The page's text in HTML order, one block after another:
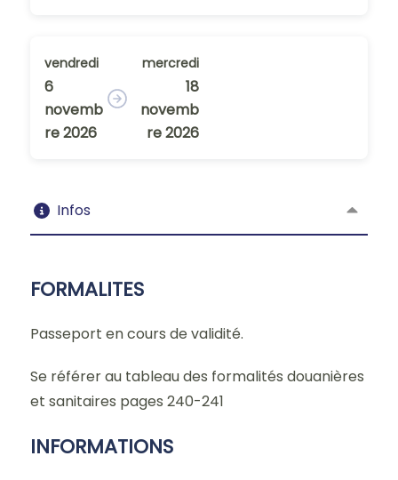
vendredi
6
novemb
re 2026
mercredi
18
novemb
re 2026
Infos
FORMALITES
Passeport en cours de validité.
Se référer au tableau des formalités douanières
et sanitaires pages 240-241
INFORMATIONS